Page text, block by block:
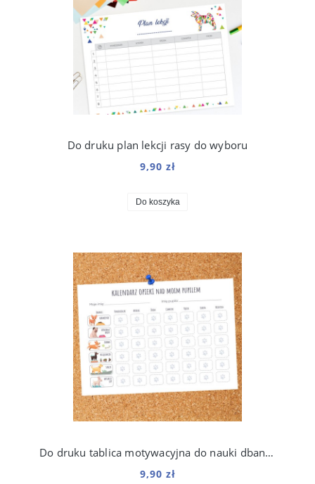
Do druku plan lekcji rasy do wyboru
9,90 zł
Do koszyka
Do druku tablica motywacyjna do nauki dbania o psa dla dzieci
9,90 zł